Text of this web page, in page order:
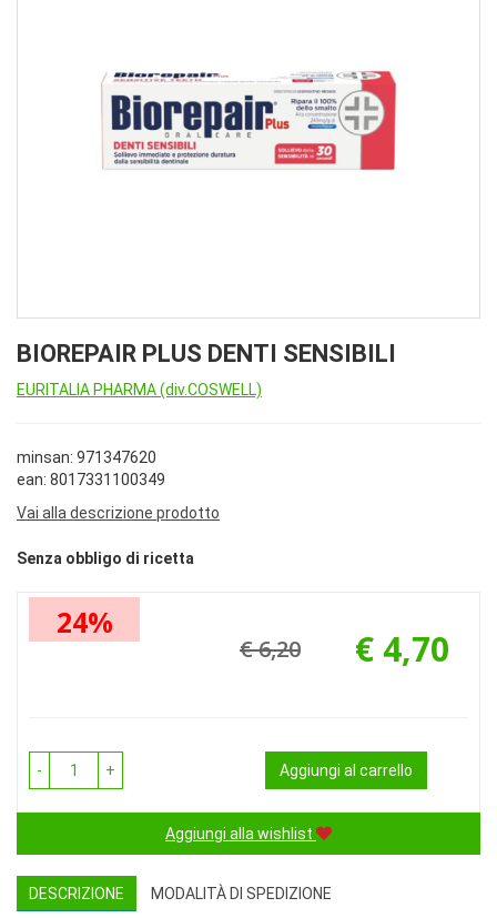
BIOREPAIR PLUS DENTI SENSIBILI
EURITALIA PHARMA (div.COSWELL)
minsan: 971347620
ean: 8017331100349
Vai alla descrizione prodotto
Senza obbligo di ricetta
24%
€ 6,20
Prezzo
€ 4,70
- + Aggiungi al carrello
Aggiungi alla wishlist
DESCRIZIONE
MODALITÀ DI SPEDIZIONE